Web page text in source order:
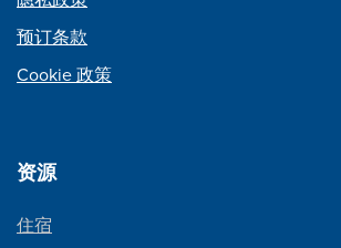
预订条款
Cookie 政策
资源
住宿